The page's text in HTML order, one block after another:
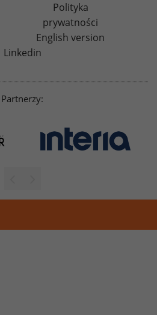
Polityka
prywatności
English version
Linkedin
Partnerzy: